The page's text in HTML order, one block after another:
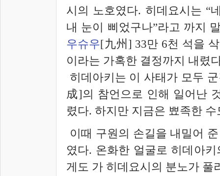
시의 노호였다. 히데요시는 “
내 눈이 삐었구나”라고 까지
우슈우[九州] 33만 6천 석을
이라는 가혹한 결정까지 내렸
히데아키는 이 사태가 모두
成]의 참언으로 인해 일어난
렸다. 하지만 지금은 뾰족한
이때 구원의 손길을 내밀어
였다. 온화한 얼굴로 히데아
게도 가 히데요시의 분노가 풀